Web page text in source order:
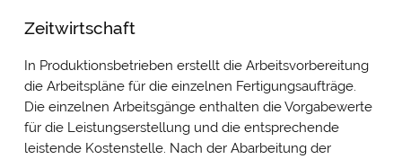
Zeitwirtschaft
In Produktionsbetrieben erstellt die Arbeitsvorbereitung
die Arbeitspläne für die einzelnen Fertigungsaufträge.
Die einzelnen Arbeitsgänge enthalten die Vorgabewerte
für die Leistungserstellung und die entsprechende
leistende Kostenstelle. Nach der Abarbeitung der